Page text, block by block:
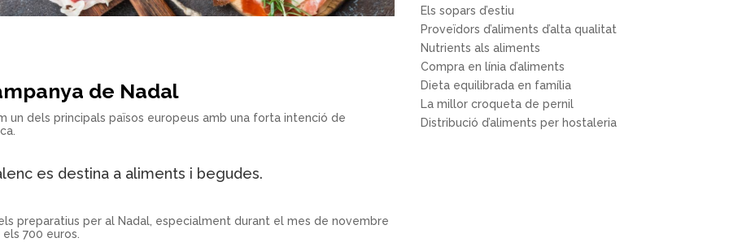
de Nadal
un dels principals països europeus amb una forta intenció de
es destina a aliments i begudes.
preparatius per al Nadal, especialment durant el mes de novembre
700 euros.
Els sopars d’estiu
Proveïdors d’aliments d’alta qualitat
Nutrients als aliments
Compra en línia d’aliments
Dieta equilibrada en família
La millor croqueta de pernil
Distribució d’aliments per hostaleria